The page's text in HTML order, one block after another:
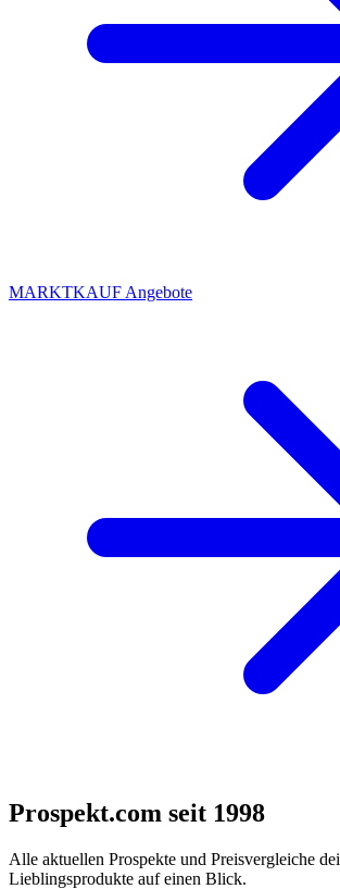
MARKTKAUF Angebote
Prospekt.com seit 1998
Alle aktuellen Prospekte und Preisvergleiche
Lieblingsprodukte auf einen Blick.